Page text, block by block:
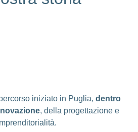
iniziato in Puglia, dentro
, della progettazione e